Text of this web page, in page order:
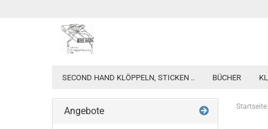
SECOND HAND KLÖPPELN, STICKEN .. BÜCHER
Startseite
Angebote